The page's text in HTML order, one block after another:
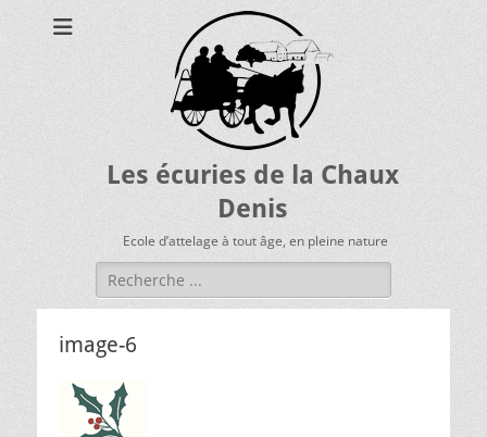
Les écuries de la Chaux
Denis
Ecole d’attelage à tout âge, en pleine nature
Rechercher :
image-6